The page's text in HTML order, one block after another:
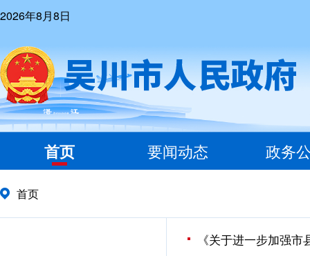
2026年8月8日
首页 要闻动态 政务
首页
《关于进一步加强